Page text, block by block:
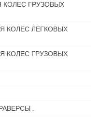
ГРУЗОВЫХ
КОЛЕС ЛЕГКОВЫХ
КОЛЕС ГРУЗОВЫХ
.